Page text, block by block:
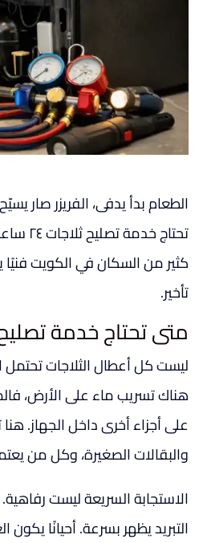
الطعام بدأ يدفى، الفريزر صار
كثير من السكان في الكويت
تأخير.
متى تحتاج خدمة تصليح
ليست كل أعطال الثلاجات تحتمل
هناك تسريب ماء على الأرض،
والبقالات الصغيرة، وكل من
الاستجابة السريعة ليست
التبريد يظهر بسرعة. أحيانًا